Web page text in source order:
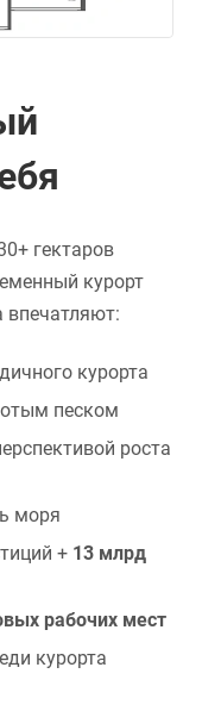
гектаров
курорт
курорта
песком
роста
моря
+ 13 млрд
рабочих мест
курорта